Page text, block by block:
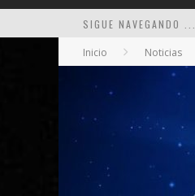
SIGUE NAVEGANDO ...
Inicio Noticias